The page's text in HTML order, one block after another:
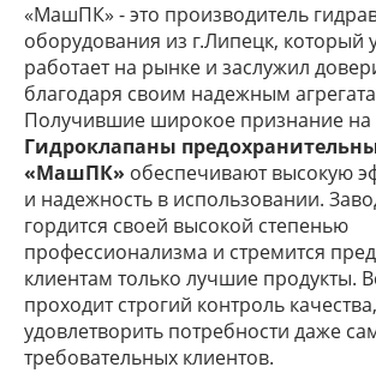
«МашПК» - это производитель
оборудования из г.Липецк, который
работает на рынке и заслужил
благодаря своим надежным
Получившие широкое признание на
Гидроклапаны
«МашПК» обеспечивают высокую
и надежность в использовании.
гордится своей высокой степенью
профессионализма и стремится
клиентам только лучшие продукты.
проходит строгий контроль
удовлетворить потребности даже
требовательных клиентов.